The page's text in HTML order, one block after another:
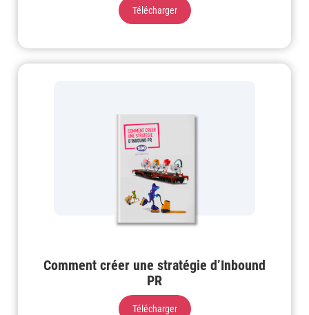
Télécharger
Comment créer une stratégie d’Inbound
PR
Télécharger